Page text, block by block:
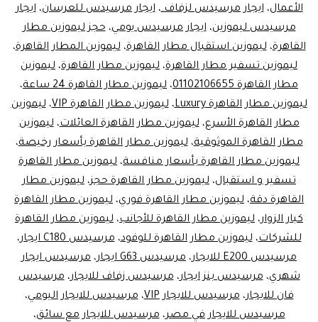
الأعمال،ايجار مرسيدس لزفاف.،ايجار مرسيدس للعرسان،ايجار
مرسيدس ليموزين،ايجار مرسيدس يومي،حجز ليموزين مطار
القاهرة،ليموزين استقبال مطار القاهرة،ليموزين المطار القاهرة،
ليموزين تسفير مطار القاهرة، ليموزين مطار القاهرة، ليموزين
مطار القاهرة 01102106655
، ليموزين مطار القاهرة 24 ساعة
،
ليموزين مطار القاهرة Luxury
،ليموزين مطار القاهرة VIP ،ليموزين
مطار القاهرة الأسرع،ليموزين مطار القاهرة العائلات،ليموزين
مطار القاهرة الموثوقية،ليموزين مطار القاهرة بأسعار رخيصة،
ليموزين مطار القاهرة بأسعار منافسة، ليموزين مطار القاهرة
تسفير و استقبال، ليموزين مطار القاهرة حجز، ليموزين مطار
القاهرة دقة، ليموزين مطار القاهرة فوري، ليموزين مطار القاهرة
كبار الزوار، ليموزين مطار القاهرة للأجانب، ليموزين مطار القاهرة
للشركات،ليموزين مطار القاهرة للوفود،مرسيدس C180 ايجار
،
مرسيدس E200 للايجار
، مرسيدس G63 ايجار ، مرسيدس ايجار
شهري،مرسيدس بنز ايجار،مرسيدس زفاف للايجار،مرسيدس
فان للايجار،مرسيدس للايجار VIP ،مرسيدس للايجار اليومي،
مرسيدس للايجار في مصر،مرسيدس للايجار مع سائق،